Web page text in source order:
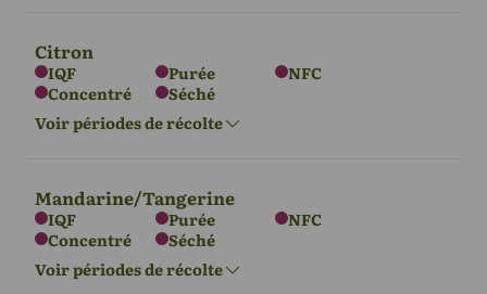
L'Europe
Déc - Mars
Asie
Déc - Mars
Citron
IQF Purée
NFC
Concentré
Séché
Voir périodes de récolte
L'Europe
Déc - Mars
Asie
Déc - Mars
Mandarine/Tangerine
IQF Purée
NFC
Concentré
Séché
Voir périodes de récolte